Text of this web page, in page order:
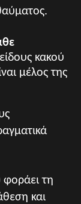
κακού
μέλος της
τη
και